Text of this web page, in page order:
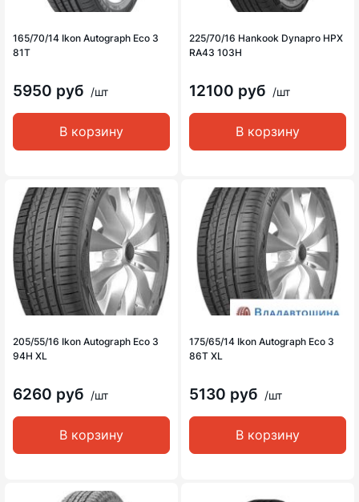
165/70/14 Ikon Autograph Eco 3
81T
5950 руб /шт
В корзину
225/70/16 Hankook Dynapro HPX
RA43 103H
12100 руб /шт
В корзину
205/55/16 Ikon Autograph Eco 3
94H XL
6260 руб /шт
В корзину
175/65/14 Ikon Autograph Eco 3
86T XL
5130 руб /шт
В корзину